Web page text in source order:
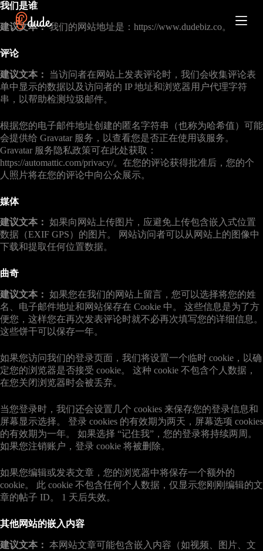
跳
过
容
我们是谁
建议文本：我们的网站地址是：https://www.dudebiz.co。
评论
建议文本： 当访问者在网站上发表评论时，我们会收集评论表
单中显示的数据以及访问者的 IP 地址和浏览器用户代理字符
串，以帮助检测垃圾邮件。
根据您的电子邮件地址创建的匿名字符串（也称为哈希值）可能
会提供给 Gravatar 服务，以查看您是否正在使用该服务。
Gravatar 服务隐私政策可在此处获取：
https://automattic.com/privacy/。在您的评论获得批准后，您的个
人照片将在您的评论中向公众展示。
媒体
建议文本： 如果向网站上传图片，应避免上传包含嵌入式位置
数据（EXIF GPS）的图片。 网站访问者可以从网站上的图像中
下载和提取任何位置数据。
曲奇
建议文本： 如果您在我们的网站上留言，您可以选择将您的姓
名、电子邮件地址和网站保存在 Cookie 中。 这些信息是为了方
便您，这样您在再次发表评论时就不必再次填写您的详细信息。
这些饼干可以保存一年。
如果您访问我们的登录页面，我们将设置一个临时 cookie，以确
定您的浏览器是否接受 cookie。 这种 cookie 不包含个人数据，
在您关闭浏览器时会被丢弃。
当您登录时，我们还会设置几个 cookies 来保存您的登录信息和
屏幕显示选择。 登录 cookies 的有效期为两天，屏幕选项 cookies
的有效期为一年。 如果选择 “记住我”，您的登录将持续两周。
如果您注销账户，登录 cookie 将被删除。
如果您编辑或发表文章，您的浏览器中将保存一个额外的
cookie。 此 cookie 不包含任何个人数据，仅显示您刚刚编辑的文
章的帖子 ID。 1 天后失效。
其他网站的嵌入内容
建议文本： 本网站文章可能包含嵌入内容（如视频、图片、文